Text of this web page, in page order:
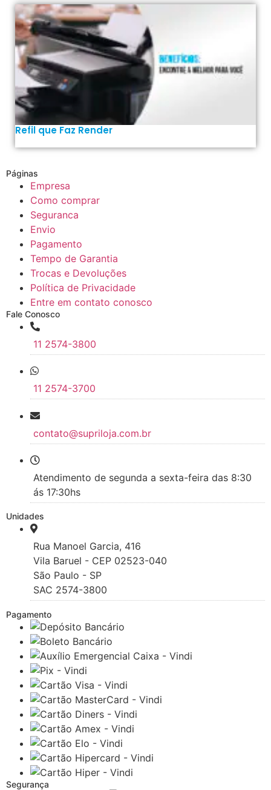
Refil que Faz Render
Páginas
Empresa
Como comprar
Seguranca
Envio
Pagamento
Tempo de Garantia
Trocas e Devoluções
Política de Privacidade
Entre em contato conosco
Fale Conosco
11 2574-3800
11 2574-3700
contato@supriloja.com.br
Atendimento de segunda a sexta-feira das 8:30
ás 17:30hs
Unidades
Rua Manoel Garcia, 416
Vila Baruel - CEP 02523-040
São Paulo - SP
SAC 2574-3800
Pagamento
Segurança